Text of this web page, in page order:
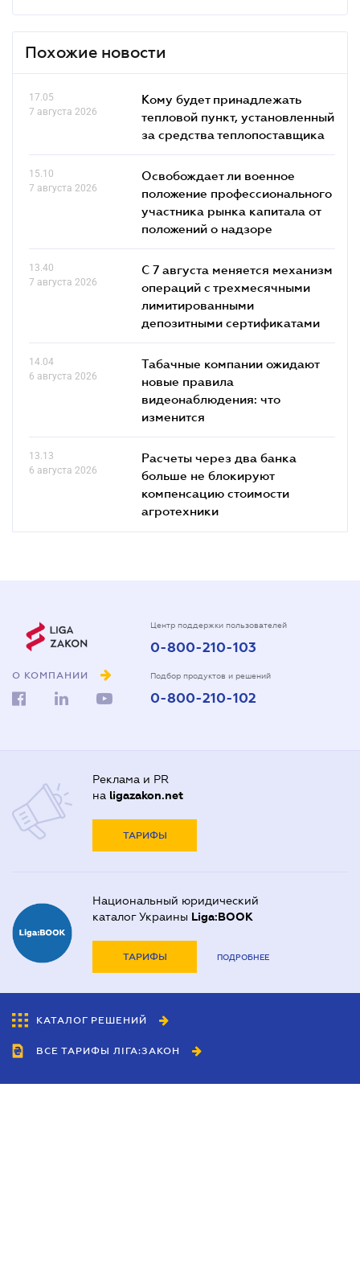
Похожие новости
17.05
7 августа 2026
Кому будет принадлежать
тепловой пункт, установленный
за средства теплопоставщика
15.10
7 августа 2026
Освобождает ли военное
положение профессионального
участника рынка капитала от
положений о надзоре
13.40
7 августа 2026
С 7 августа меняется механизм
операций с трехмесячными
лимитированными
депозитными сертификатами
14.04
6 августа 2026
Табачные компании ожидают
новые правила
видеонаблюдения: что
изменится
13.13
6 августа 2026
Расчеты через два банка
больше не блокируют
компенсацию стоимости
агротехники
О КОМПАНИИ
Центр поддержки пользователей
0-800-210-103
Подбор продуктов и решений
0-800-210-102
Реклама и PR
на ligazakon.net
ТАРИФЫ
Национальный юридический
каталог Украины Liga:BOOK
ТАРИФЫ ПОДРОБНЕЕ
КАТАЛОГ РЕШЕНИЙ
ВСЕ ТАРИФЫ ЛІГА:ЗАКОН